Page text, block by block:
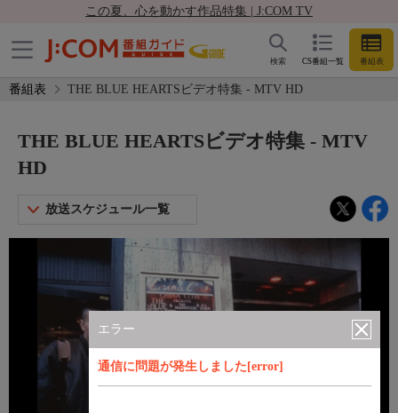
この夏、心を動かす作品特集 | J:COM TV
CS番組一覧 番組表
検索
番組表 THE BLUE HEARTSビデオ特集 - MTV HD
エラー
通信に問題が発生しました[error]
THE BLUE HEARTSビデオ特集 - MTV
HD
放送スケジュール一覧